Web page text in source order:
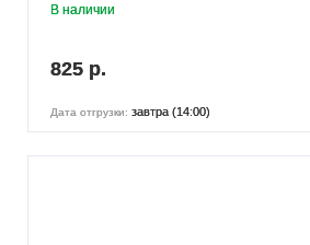
В наличии
825 р.
Дата отгрузки: завтра (14:00)